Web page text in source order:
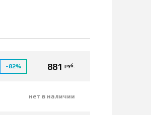
-82% 881 руб.
нет в наличии